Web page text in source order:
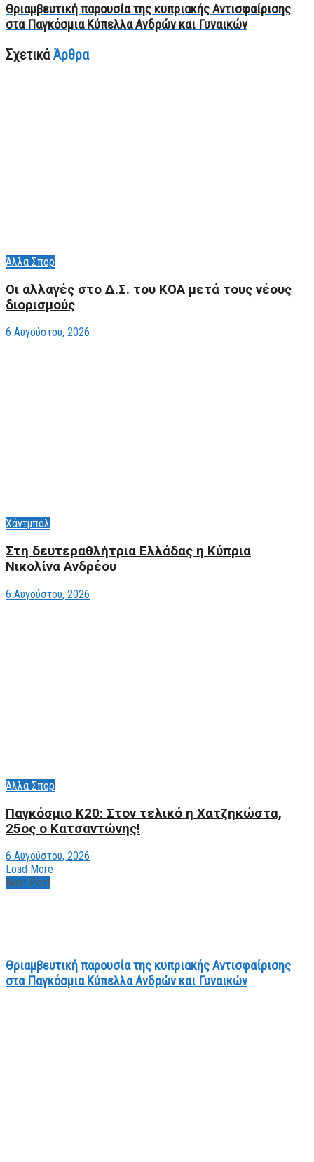
Θριαμβευτική παρουσία της κυπριακής Αντισφαίρισης
στα Παγκόσμια Κύπελλα Ανδρών και Γυναικών
ΣχετικάΆρθρα
Άλλα Σπορ
Οι αλλαγές στο Δ.Σ. του ΚΟΑ μετά τους νέους
διορισμούς
6 Αυγούστου, 2026
Χάντμπολ
Στη δευτεραθλήτρια Ελλάδας η Κύπρια
Νικολίνα Ανδρέου
6 Αυγούστου, 2026
Άλλα Σπορ
Παγκόσμιο Κ20: Στον τελικό η Χατζηκώστα,
25ος ο Κατσαντώνης!
6 Αυγούστου, 2026
Load More
Next Post
Θριαμβευτική παρουσία της κυπριακής Αντισφαίρισης
στα Παγκόσμια Κύπελλα Ανδρών και Γυναικών